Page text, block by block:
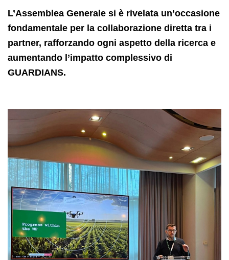
L’Assemblea Generale si è rivelata un’occasione
fondamentale per la collaborazione diretta tra i
partner, rafforzando ogni aspetto della ricerca e
aumentando l’impatto complessivo di
GUARDIANS.